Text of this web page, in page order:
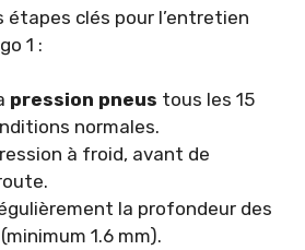
étapes clés pour l’entretien
1 :
pression pneus tous les 15
normales.
à froid, avant de
la profondeur des
1.6 mm).